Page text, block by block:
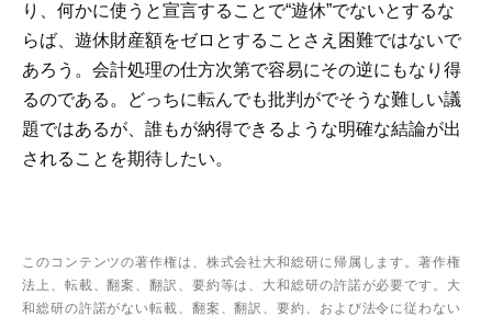
り、何かに使うと宣言することで“遊休”でないとするな
らば、遊休財産額をゼロとすることさえ困難ではないで
あろう。会計処理の仕方次第で容易にその逆にもなり得
るのである。どっちに転んでも批判がでそうな難しい議
題ではあるが、誰もが納得できるような明確な結論が出
されることを期待したい。
このコンテンツの著作権は、株式会社大和総研に帰属します。著作権
法上、転載、翻案、翻訳、要約等は、大和総研の許諾が必要です。大
和総研の許諾がない転載、翻案、翻訳、要約、および法令に従わない